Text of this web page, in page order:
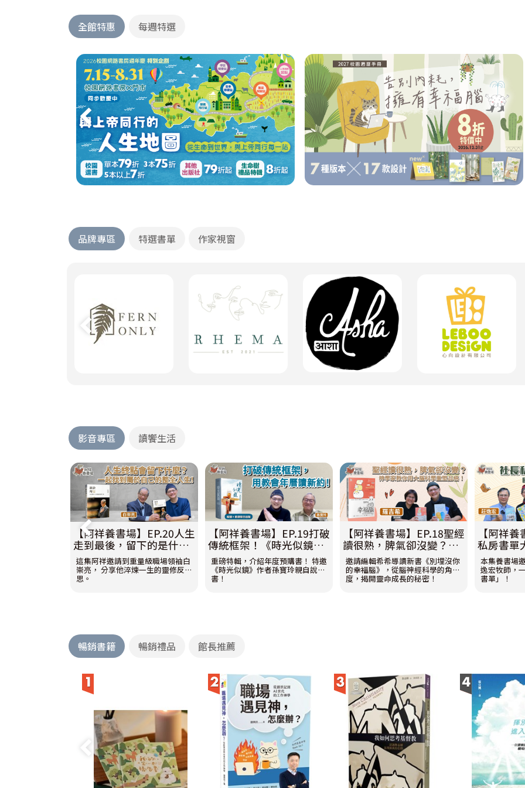
全館特惠 每週特選
品牌專區 特選書單 作家視窗
影音專區 讀饗生活
【阿祥養書場】EP.20人生
走到最後，留下的是什
麼？《終於所信》帶你活
出整全人生！ feat. 白崇
亮博士
這集阿祥邀請到重量級職場領袖白
崇亮， 分享他淬煉一生的靈修反
思。
【阿祥養書場】EP.19打破
傳統框架！《時光似鏡》
帶你用教會年曆讀新約？
feat.孫寶玲牧師
重磅特輯，介紹年度預購書！ 特邀
《時光似鏡》作者孫寶玲親自說
書！
【阿祥養書場】EP.18聖經
讀很熟，脾氣卻沒變？
《別埋沒你的幸福腦》揭
開靈命成長的秘密！feat.
羅吉希編輯
邀請編輯希希導讀新書《別埋沒你
的幸福腦》，從腦神經科學的角
度，揭開靈命成長的秘密！
【阿祥
私房書單
喜歡
莊逸宏社
本集養書場
逸宏牧師，
書單」！
暢銷書籍 暢銷禮品 館長推薦